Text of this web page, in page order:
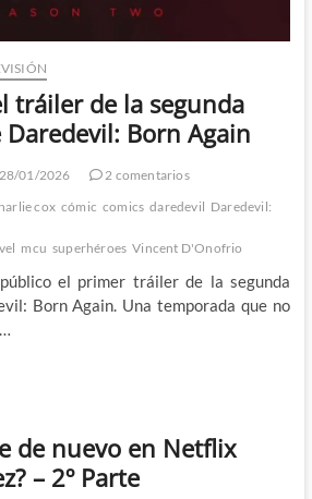
tráiler de la segunda
Born Again
28/01/2026
2 comentarios
cox cómic comics daredevil Daredevil:
mcu superhéroes Vincent D'Onofrio
el primer tráiler de la segunda
Born Again. Una temporada que no
de nuevo en Netflix
– 2º Parte